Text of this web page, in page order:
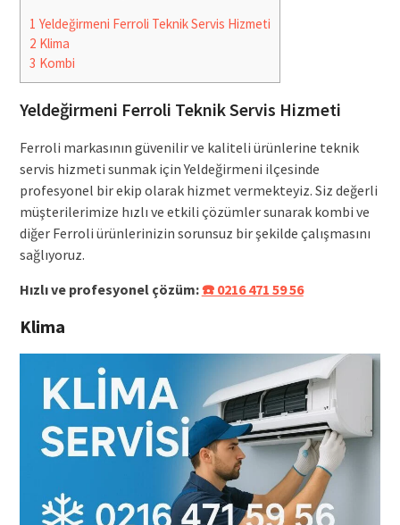
1 Yeldeğirmeni Ferroli Teknik Servis Hizmeti
2 Klima
3 Kombi
Yeldeğirmeni Ferroli Teknik Servis Hizmeti
Ferroli markasının güvenilir ve kaliteli ürünlerine teknik
servis hizmeti sunmak için Yeldeğirmeni ilçesinde
profesyonel bir ekip olarak hizmet vermekteyiz. Siz değerli
müşterilerimize hızlı ve etkili çözümler sunarak kombi ve
diğer Ferroli ürünlerinizin sorunsuz bir şekilde çalışmasını
sağlıyoruz.
Hızlı ve profesyonel çözüm:☎️ 0216 471 59 56
Klima